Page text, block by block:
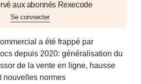
aux abonnés Rexecode
Se connecter
a été frappé par
depuis 2020: généralisation du
de la vente en ligne, hausse
nouvelles normes